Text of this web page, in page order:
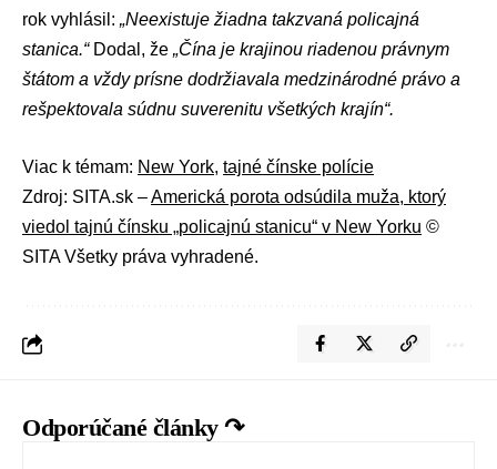
rok vyhlásil: „Neexistuje žiadna takzvaná policajná
stanica.“Dodal, že „Čína je krajinou riadenou právnym
štátom a vždy prísne dodržiavala medzinárodné právo a
rešpektovala súdnu suverenitu všetkých krajín“.
Viac k témam: New York, tajné čínske polície
Zdroj: SITA.sk –Americká porota odsúdila muža, ktorý
viedol tajnú čínsku „policajnú stanicu“ v New Yorku ©
SITA Všetky práva vyhradené.
Odporúčané články ↷